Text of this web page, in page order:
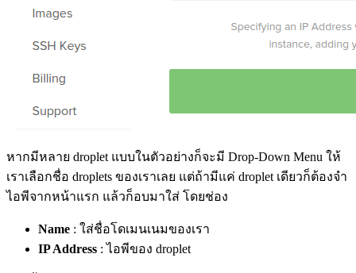
หากมีหลาย droplet แบบในตัวอย่างก็จะมี Drop-Down Menu ให้
เราเลือกชื่อ droplets ของเราเลย แต่ถ้ามีแค่ droplet เดียวก็ต้องจำ
ไอพีจากหน้าแรก แล้วก็อบมาใส่ โดยช่อง
Name : ใส่ชื่อโดเมนเนมของเรา
IP Address : ไอพีของ droplet